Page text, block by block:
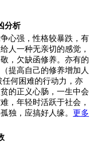
分析
心强，性格较暴跌，有
人一种无亲切的感觉，
，欠缺函修养。亦有的
提高自己的修养增加人
何困难的行动力，亦
的正义心肠，一生中会
，年轻时活跃于社会，
独，应搞好人缘。 更多